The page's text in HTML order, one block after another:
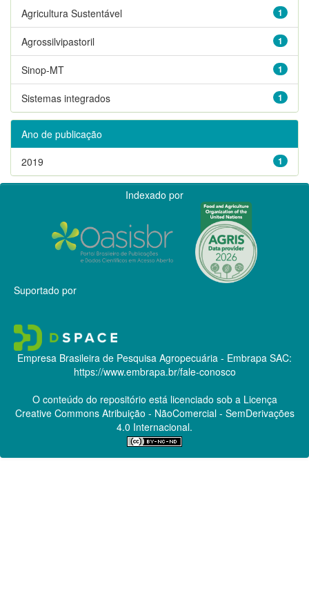
1
Agricultura Sustentável
1
Agrossilvipastoril
1
Sinop-MT
1
Sistemas integrados
Ano de publicação
1
2019
Indexado por
Suportado por
Empresa Brasileira de Pesquisa Agropecuária - Embrapa SAC:
https://www.embrapa.br/fale-conosco
O conteúdo do repositório está licenciado sob a Licença
Creative CommonsAtribuição - NãoComercial - SemDerivações
4.0 Internacional.